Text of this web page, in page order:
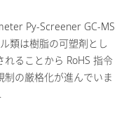
MS
類は樹脂の可塑剤とし
ることから RoHS 指令
の厳格化が進んでいま